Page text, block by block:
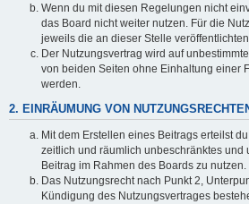
Wenn du mit diesen Regelungen nicht
das Board nicht weiter nutzen. Für die
jeweils die an dieser Stelle
Der Nutzungsvertrag wird auf
von beiden Seiten ohne Einhaltung einer
werden.
2. EINRÄUMUNG VON
Mit dem Erstellen eines Beitrags erteilst
zeitlich und räumlich unbeschränktes und
Beitrag im Rahmen des Boards zu nutzen.
Das Nutzungsrecht nach Punkt 2,
Kündigung des Nutzungsvertrages